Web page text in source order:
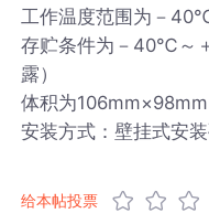
工作温度范围为－
存贮条件为－40℃～
露）
体积为
安装方式：壁挂式安
给本帖投票